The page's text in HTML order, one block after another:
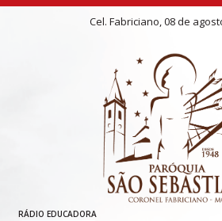
Cel. Fabriciano, 08 de
RÁDIO EDUCADORA